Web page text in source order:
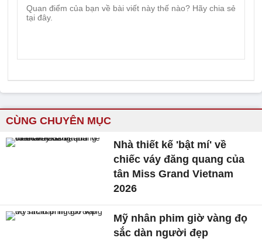
CÙNG CHUYÊN MỤC
Nhà thiết kế 'bật mí' về
chiếc váy đăng quang của
tân Miss Grand Vietnam
2026
Mỹ nhân phim giờ vàng đọ
sắc dàn người đẹp